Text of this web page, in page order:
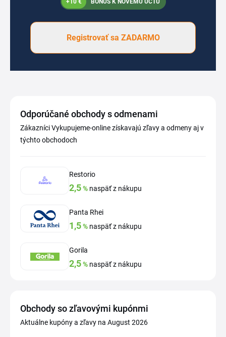
+10 € BONUS K NOVÉMU ÚČTU
Registrovať sa ZADARMO
Odporúčané obchody s odmenami
Zákazníci Vykupujeme-online získavajú zľavy a odmeny aj v
týchto obchodoch
Restorio
2,5% naspäť z nákupu
Panta Rhei
1,5% naspäť z nákupu
Gorila
2,5% naspäť z nákupu
Obchody so zľavovými kupónmi
Aktuálne kupóny a zľavy na August 2026